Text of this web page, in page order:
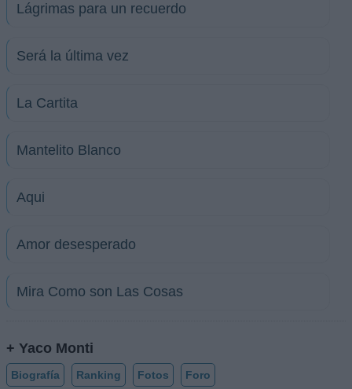
Lágrimas para un recuerdo
Será la última vez
La Cartita
Mantelito Blanco
Aqui
Amor desesperado
Mira Como son Las Cosas
+ Yaco Monti
Biografía Ranking Fotos Foro